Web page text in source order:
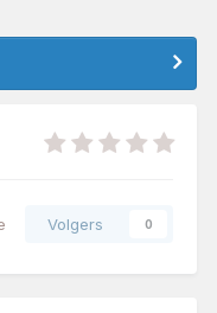
Volgers 0